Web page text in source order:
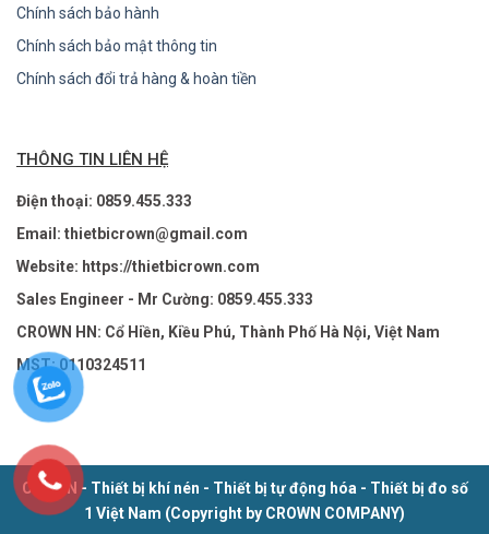
Chính sách bảo hành
Chính sách bảo mật thông tin
Chính sách đổi trả hàng & hoàn tiền
THÔNG TIN LIÊN HỆ
Điện thoại: 0859.455.333
Email: thietbicrown@gmail.com
Website: https://thietbicrown.com
Sales Engineer - Mr Cường: 0859.455.333
CROWN HN: Cổ Hiền, Kiều Phú, Thành Phố Hà Nội, Việt Nam
MST: 0110324511
CROWN - Thiết bị khí nén - Thiết bị tự động hóa - Thiết bị đo số
1 Việt Nam (Copyright by CROWN COMPANY)